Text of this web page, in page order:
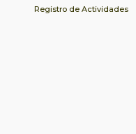
Registro de Actividades